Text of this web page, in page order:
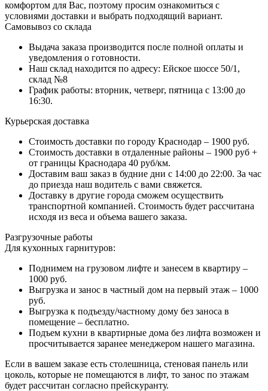
комфортом для Вас, поэтому просим ознакомиться с
условиями доставки и выбрать подходящий вариант.
Самовывоз со склада
Выдача заказа производится после полной оплаты и
уведомления о готовности.
Наш склад находится по адресу: Ейское шоссе 50/1,
склад №8
График работы: вторник, четверг, пятница с 13:00 до
16:30.
Курьерская доставка
Стоимость доставки по городу Краснодар – 1900 руб.
Стоимость доставки в отдаленные районы – 1900 руб +
от границы Краснодара 40 руб/км.
Доставим ваш заказ в будние дни с 14:00 до 22:00. За час
до приезда наш водитель с вами свяжется.
Доставку в другие города сможем осуществить
транспортной компанией. Стоимость будет рассчитана
исходя из веса и объема вашего заказа.
Разгрузочные работы
Для кухонных гарнитуров:
Поднимем на грузовом лифте и занесем в квартиру –
1000 руб.
Выгрузка и занос в частный дом на первый этаж – 1000
руб.
Выгрузка к подъезду/частному дому без заноса в
помещение – бесплатно.
Подъем кухни в квартирные дома без лифта возможен и
просчитывается заранее менеджером нашего магазина.
Если в вашем заказе есть столешница, стеновая панель или
цоколь, которые не помещаются в лифт, то занос по этажам
будет рассчитан согласно прейскуранту.